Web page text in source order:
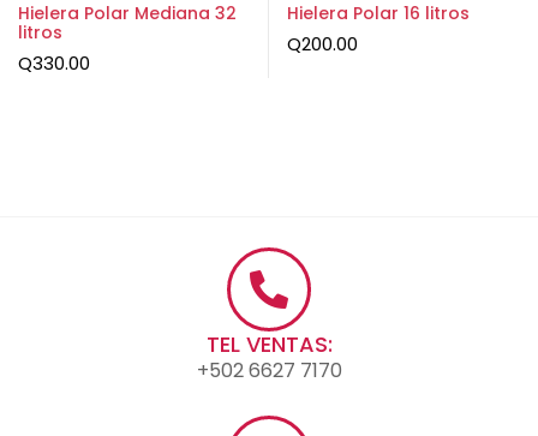
Hielera Polar Mediana 32
litros
Q330.00
Hielera Polar 16 litros
Q200.00
TEL VENTAS:
+502 6627 7170